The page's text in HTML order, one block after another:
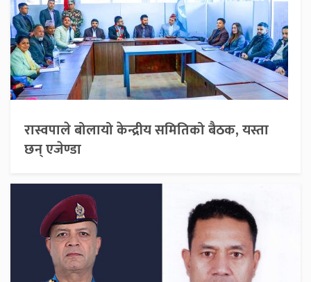
रास्वपाले बोलायो केन्द्रीय समितिको बैठक, यस्ता
छन् एजेण्डा